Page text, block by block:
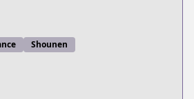
Shounen